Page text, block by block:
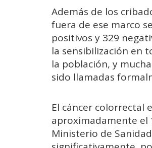
Además de los
fuera de ese marco
positivos y 329
la sensibilización en
la población, y
sido llamadas
El cáncer colorrectal
aproximadamente el
Ministerio de